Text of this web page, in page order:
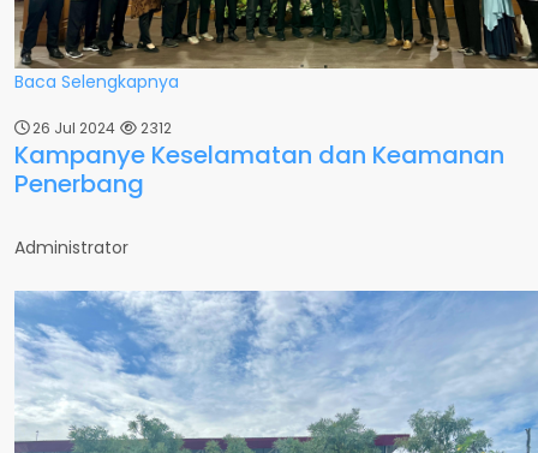
Baca Selengkapnya
26 Jul 2024 2312
Kampanye Keselamatan dan Keamanan
Penerbang
Administrator